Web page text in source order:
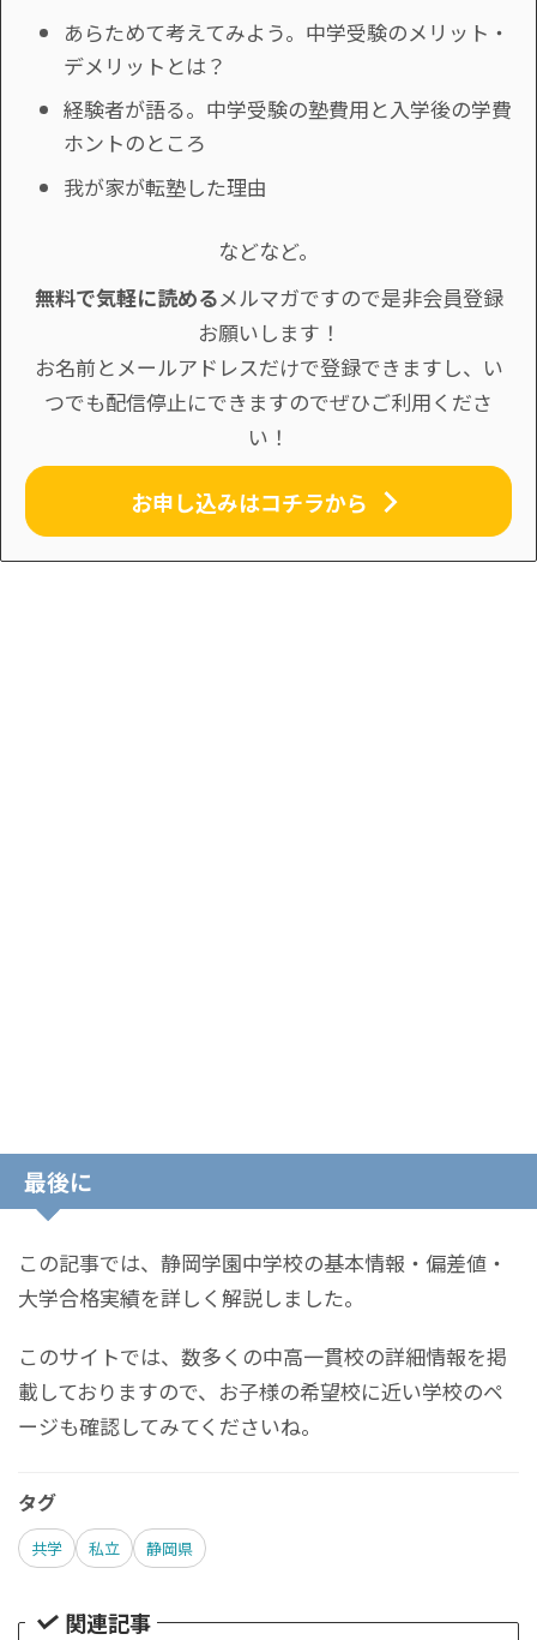
あらためて考えてみよう。中学受験のメリット・
デメリットとは？
経験者が語る。中学受験の塾費用と入学後の学費
ホントのところ
我が家が転塾した理由
などなど。
無料で気軽に読めるメルマガですので是非会員登録
お願いします！
お名前とメールアドレスだけで登録できますし、い
つでも配信停止にできますのでぜひご利用くださ
い！
お申し込みはコチラから
最後に
この記事では、静岡学園中学校の基本情報・偏差値・
大学合格実績を詳しく解説しました。
このサイトでは、数多くの中高一貫校の詳細情報を掲
載しておりますので、お子様の希望校に近い学校のペ
ージも確認してみてくださいね。
タグ
共学 私立 静岡県
関連記事